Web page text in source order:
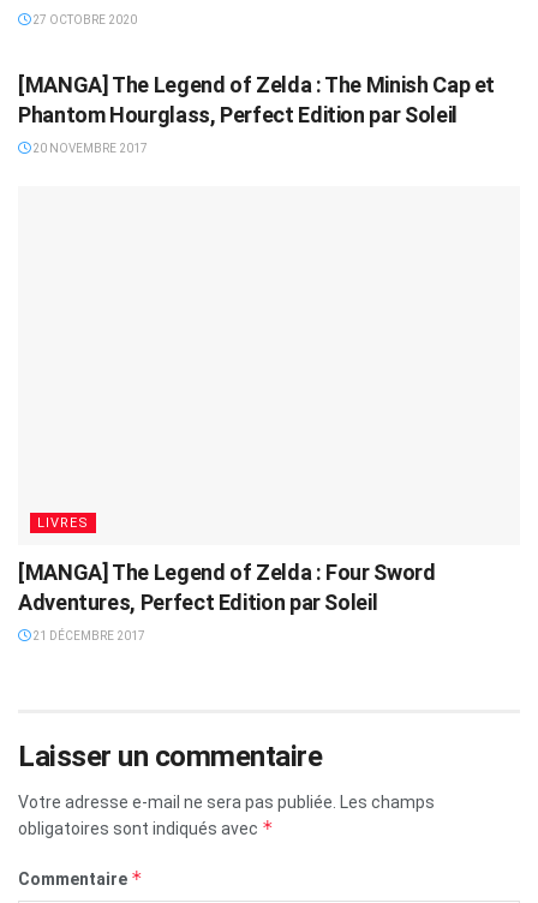
27 OCTOBRE 2020
[MANGA] The Legend of Zelda : The Minish Cap et
Phantom Hourglass, Perfect Edition par Soleil
20 NOVEMBRE 2017
LIVRES
[MANGA] The Legend of Zelda : Four Sword
Adventures, Perfect Edition par Soleil
21 DÉCEMBRE 2017
Laisser un commentaire
Votre adresse e-mail ne sera pas publiée.
Les champs
obligatoires sont indiqués avec *
Commentaire *